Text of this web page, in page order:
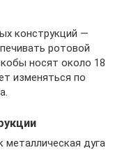
конструкций —
ротовой
носят около 18
изменяться по
дуга